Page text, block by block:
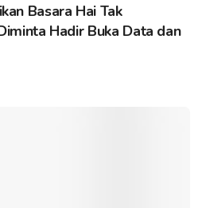
Basara Hai Tak
Hadir Buka Data dan